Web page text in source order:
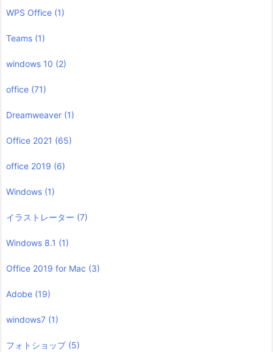
WPS Office (1)
Teams (1)
windows 10 (2)
office (71)
Dreamweaver (1)
Office 2021 (65)
office 2019 (6)
Windows (1)
イラストレーター (7)
Windows 8.1 (1)
Office 2019 for Mac (3)
Adobe (19)
windows7 (1)
フォトショップ (5)